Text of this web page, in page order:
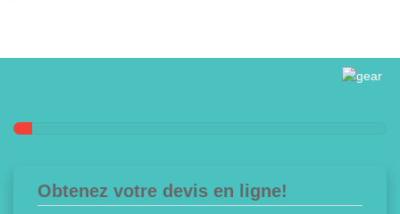
Obtenez votre devis en ligne!